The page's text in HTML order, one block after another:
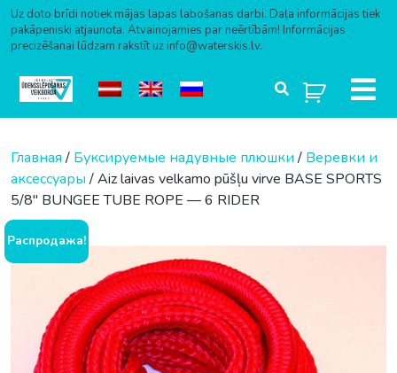
Uz doto brīdi notiek mājas lapas labošanas darbi. Daļa informācijas tiek
pakāpeniski atjaunota. Atvainojamies par neērtībām! Informācijas
precizēšanai lūdzam rakstīt uz info@waterskis.lv.
Главная/ Буксируемые надувные плюшки/ Веревки и
аксессуары/ Aiz laivas velkamo pūšļu virve BASE SPORTS
5/8″ BUNGEE TUBE ROPE — 6 RIDER
Распродажа!